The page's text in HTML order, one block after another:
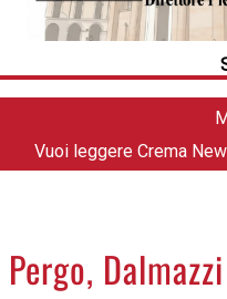
Vuoi leggere Crema
Pergo,